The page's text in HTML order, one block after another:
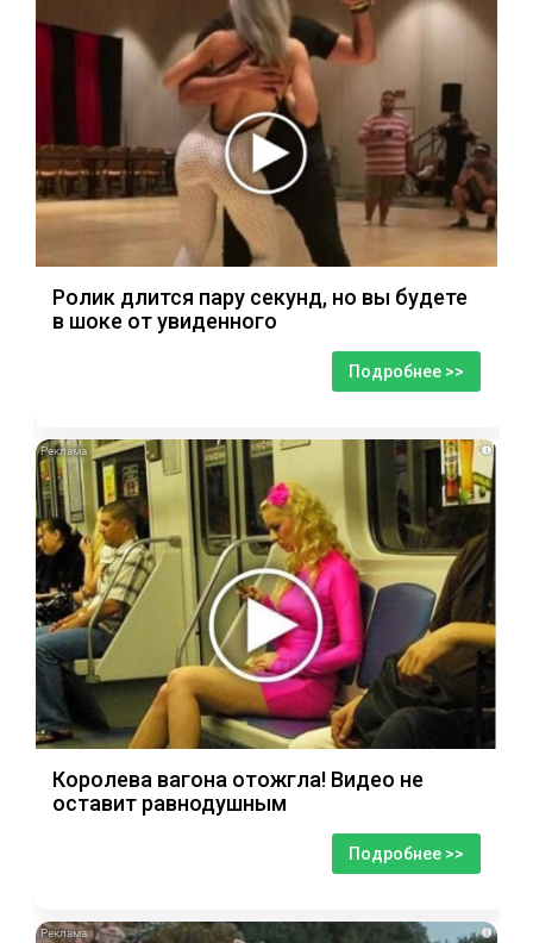
Ролик длится пару секунд, но вы будете
в шоке от увиденного
Подробнее >>
i
Королева вагона отожгла! Видео не
оставит равнодушным
Подробнее >>
i